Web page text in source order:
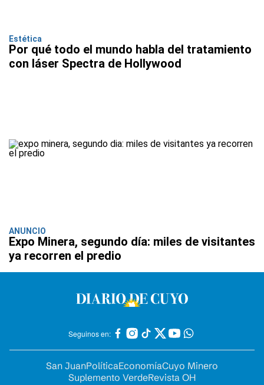
Estética
Por qué todo el mundo habla del tratamiento
con láser Spectra de Hollywood
ANUNCIO
Expo Minera, segundo día: miles de visitantes
ya recorren el predio
Seguinos en:
San JuanPolíticaEconomíaCuyo Minero
Suplemento VerdeRevista OH